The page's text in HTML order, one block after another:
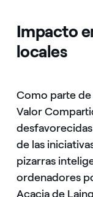
Impacto
locales
Como parte
Valor
de las
pizarras
ordenadores
Acacia de